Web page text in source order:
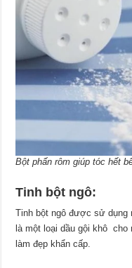
Bột phấn rôm giúp tóc hết
Tinh bột ngô:
Tinh bột ngô được sử dụng
là một loại dầu gội khô
làm đẹp khẩn cấp.